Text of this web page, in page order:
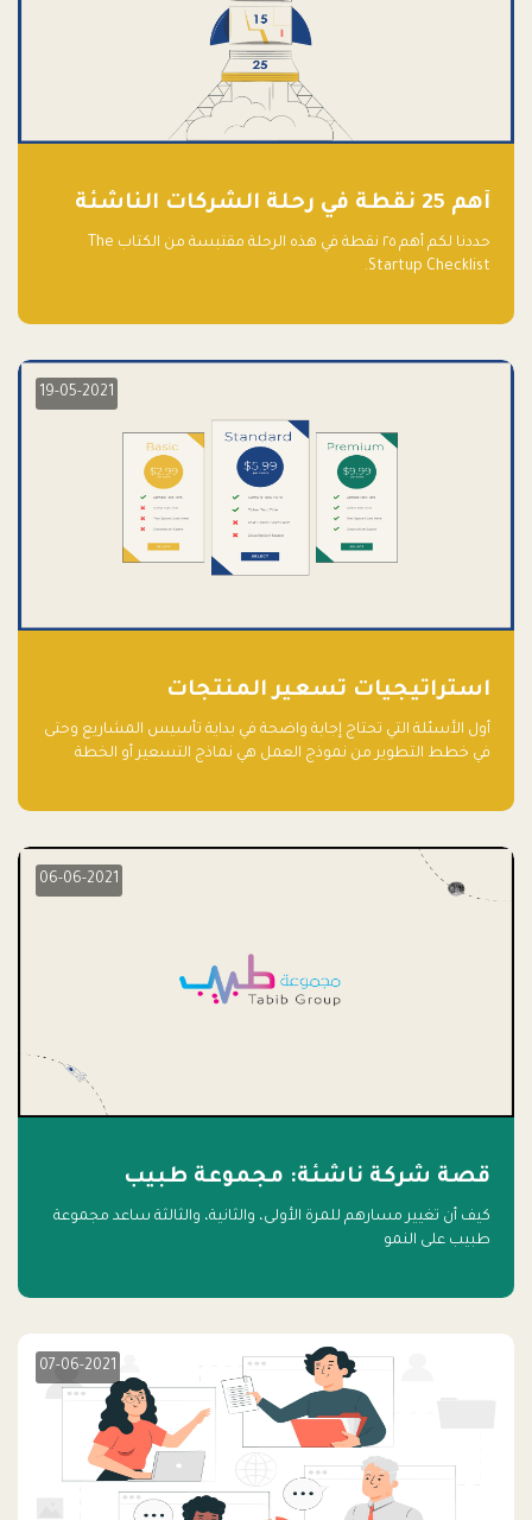
أهم 25 نقطة في رحلة الشركات الناشئة
حددنا لكم أهم ٢٥ نقطة في هذه الرحلة مقتبسة من الكتاب The
Startup Checklist.
19-05-2021
استراتيجيات تسعير المنتجات
أول الأسئلة التي تحتاج إجابة واضحة في بداية تأسيس المشاريع وحتى
في خطط التطوير من نموذج العمل هي نماذج التسعير أو الخطة
06-06-2021
قصة شركة ناشئة: مجموعة طبيب
كيف أن تغيير مسارهم للمرة الأولى، والثانية، والثالثة ساعد مجموعة
طبيب على النمو
07-06-2021